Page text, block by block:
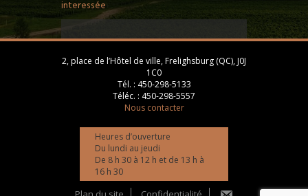
interessée
2, place de l’Hôtel de ville, Frelighsburg (QC), J0J
1C0
Tél. : 450-298-5133
Téléc. : 450-298-5557
Nous contacter
Heures d’ouverture
Du lundi au jeudi
De 8 h 30 à 12 h et de 13 h à
16 h 30